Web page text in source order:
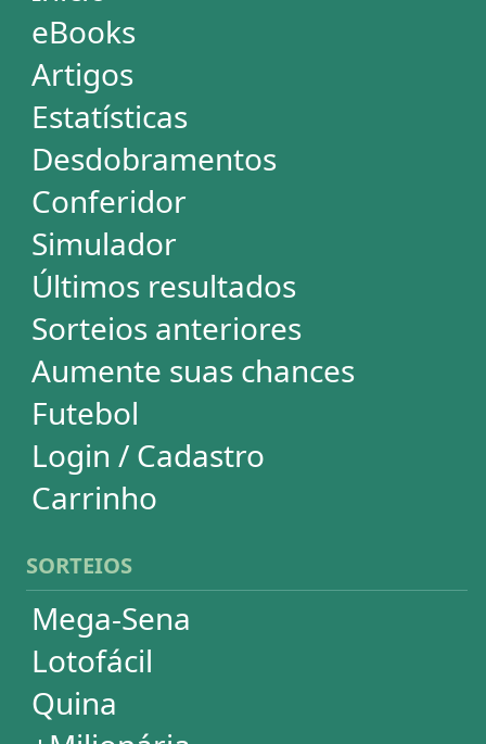
Login / Cadastro
Carrinho
Mega-Sena
Lotofácil
Quina
+Milionária
Dia de Sorte
Super Sete
Timemania
Dupla-Sena
Lotomania
Loteca
Lotogol
Powerball
Mega Millions
Euromillions